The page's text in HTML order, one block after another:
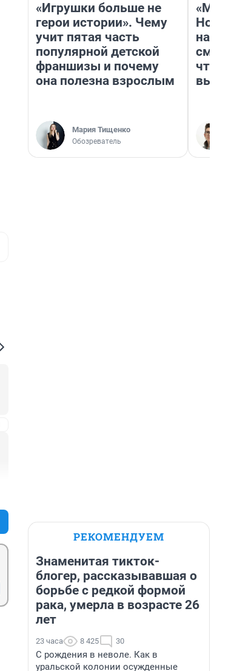
«Игрушки больше не
герои истории». Чему
учит пятая часть
популярной детской
франшизы и почему
она полезна взрослым
Мария Тищенко
Обозреватель
«Мы
РЕКОМЕНДУЕМ
Знаменитая тикток-
блогер, рассказывавшая о
борьбе с редкой формой
рака, умерла в возрасте 26
лет
23 часа 8 425 30
С рождения в неволе. Как в
уральской колонии осужденные